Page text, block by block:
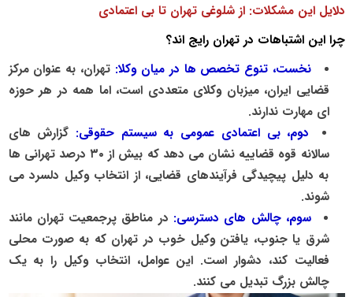
دلایل این مشکلات: از شلوغی تهران تا بی اعتمادی
چرا این اشتباهات در تهران رایج اند؟
نخست، تنوع تخصص ها در میان وکلا: تهران، به عنوان مرکز
قضایی ایران، میزبان وکلای متعددی است، اما همه در هر حوزه
ای مهارت ندارند.
دوم، بی اعتمادی عمومی به سیستم حقوقی: گزارش های
سالانه قوه قضاییه نشان می دهد که بیش از ۳۰ درصد تهرانی ها
به دلیل پیچیدگی فرآیندهای قضایی، از انتخاب وکیل دلسرد می
شوند.
سوم، چالش های دسترسی: در مناطق پرجمعیت تهران مانند
شرق یا جنوب، یافتن وکیل خوب در تهران که به صورت محلی
فعالیت کند، دشوار است. این عوامل، انتخاب وکیل را به یک
چالش بزرگ تبدیل می کنند.